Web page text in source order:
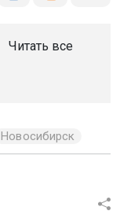
Читать все
Новосибирск